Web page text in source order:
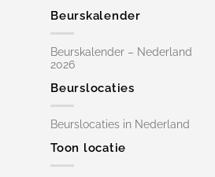
Beurskalender
Beurskalender – Nederland
2026
Beurslocaties
Beurslocaties in Nederland
Toon locatie